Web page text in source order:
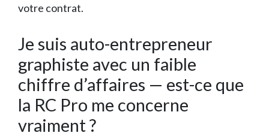
votre contrat.
Je suis auto-entrepreneur
graphiste avec un faible
chiffre d’affaires — est-ce que
la RC Pro me concerne
vraiment ?